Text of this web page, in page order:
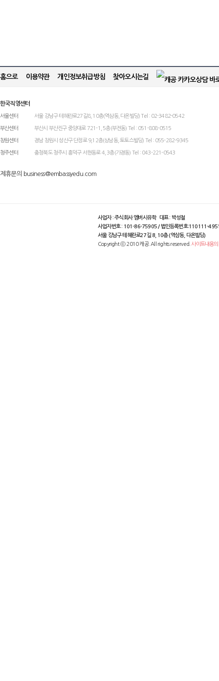
홈으로 이용약관 개인정보취급방침 찾아오시는길
한국직영센터
서울센터 서울 강남구 테헤란로27길8, 10층(역삼동, 다온빌딩) Tel : 02-3482-0542
부산센터 부산시 부산진구 중앙대로 721-1, 5층(부전동) Tel : 051-808-0515
창원센터 경남 창원시 성산구 단정로 9,12층(상남동, 토토스빌딩) Tel : 055-282-9345
청주센터 충청북도 청주시 흥덕구 서현동로 4, 3층(가경동) Tel : 043-221-0543
제휴문의 business@embassyedu.com
사업자 : 주식회사 엠버시유학 대표 : 박성철
사업자번호 : 101-86-75905 / 법인등록번호:110111-
서울 강남구 테헤란로27길 8, 10층 (역삼동, 다온빌딩)
Copyright ⓒ 2010 캐공. All rights reserved.사이트내용